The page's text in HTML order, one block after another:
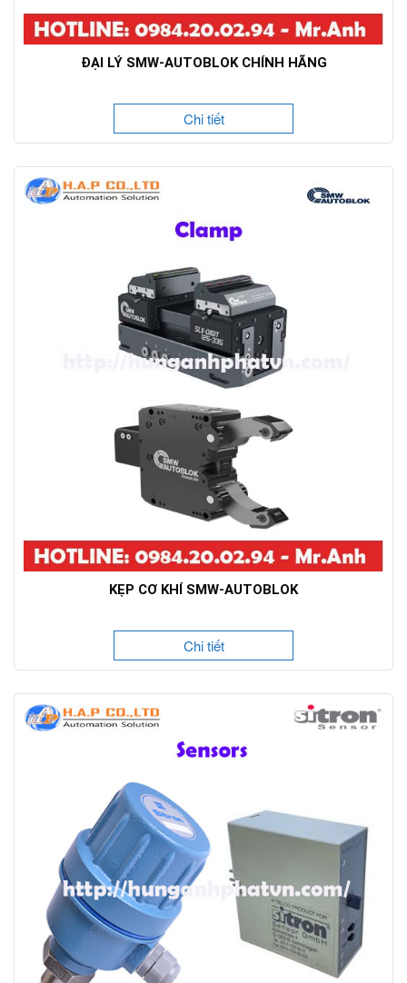
ĐẠI LÝ SMW-AUTOBLOK CHÍNH HÃNG
Chi tiết
KẸP CƠ KHÍ SMW-AUTOBLOK
Chi tiết